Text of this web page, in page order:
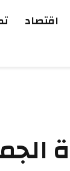
اقتصاد